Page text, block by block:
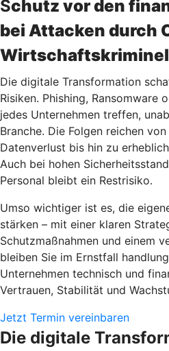
Schutz vor den
bei Attacken durch
Die digitale Transformation
Risiken. Phishing, Ransomware
jedes Unternehmen treffen,
Branche. Die Folgen reichen
Datenverlust bis hin zu
Auch bei hohen
Personal bleibt ein Restrisiko.
Umso wichtiger ist es, die
stärken – mit einer klaren
Schutzmaßnahmen und einem
bleiben Sie im Ernstfall
Unternehmen technisch und
Vertrauen, Stabilität und
Jetzt Termin vereinbaren
Die digitale